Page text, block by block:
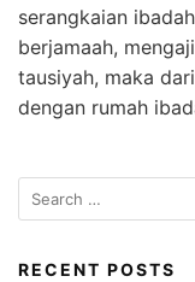
serangkaian
berjamaah,
tausiyah, maka
dengan rumah
Search
for:
RECENT POSTS